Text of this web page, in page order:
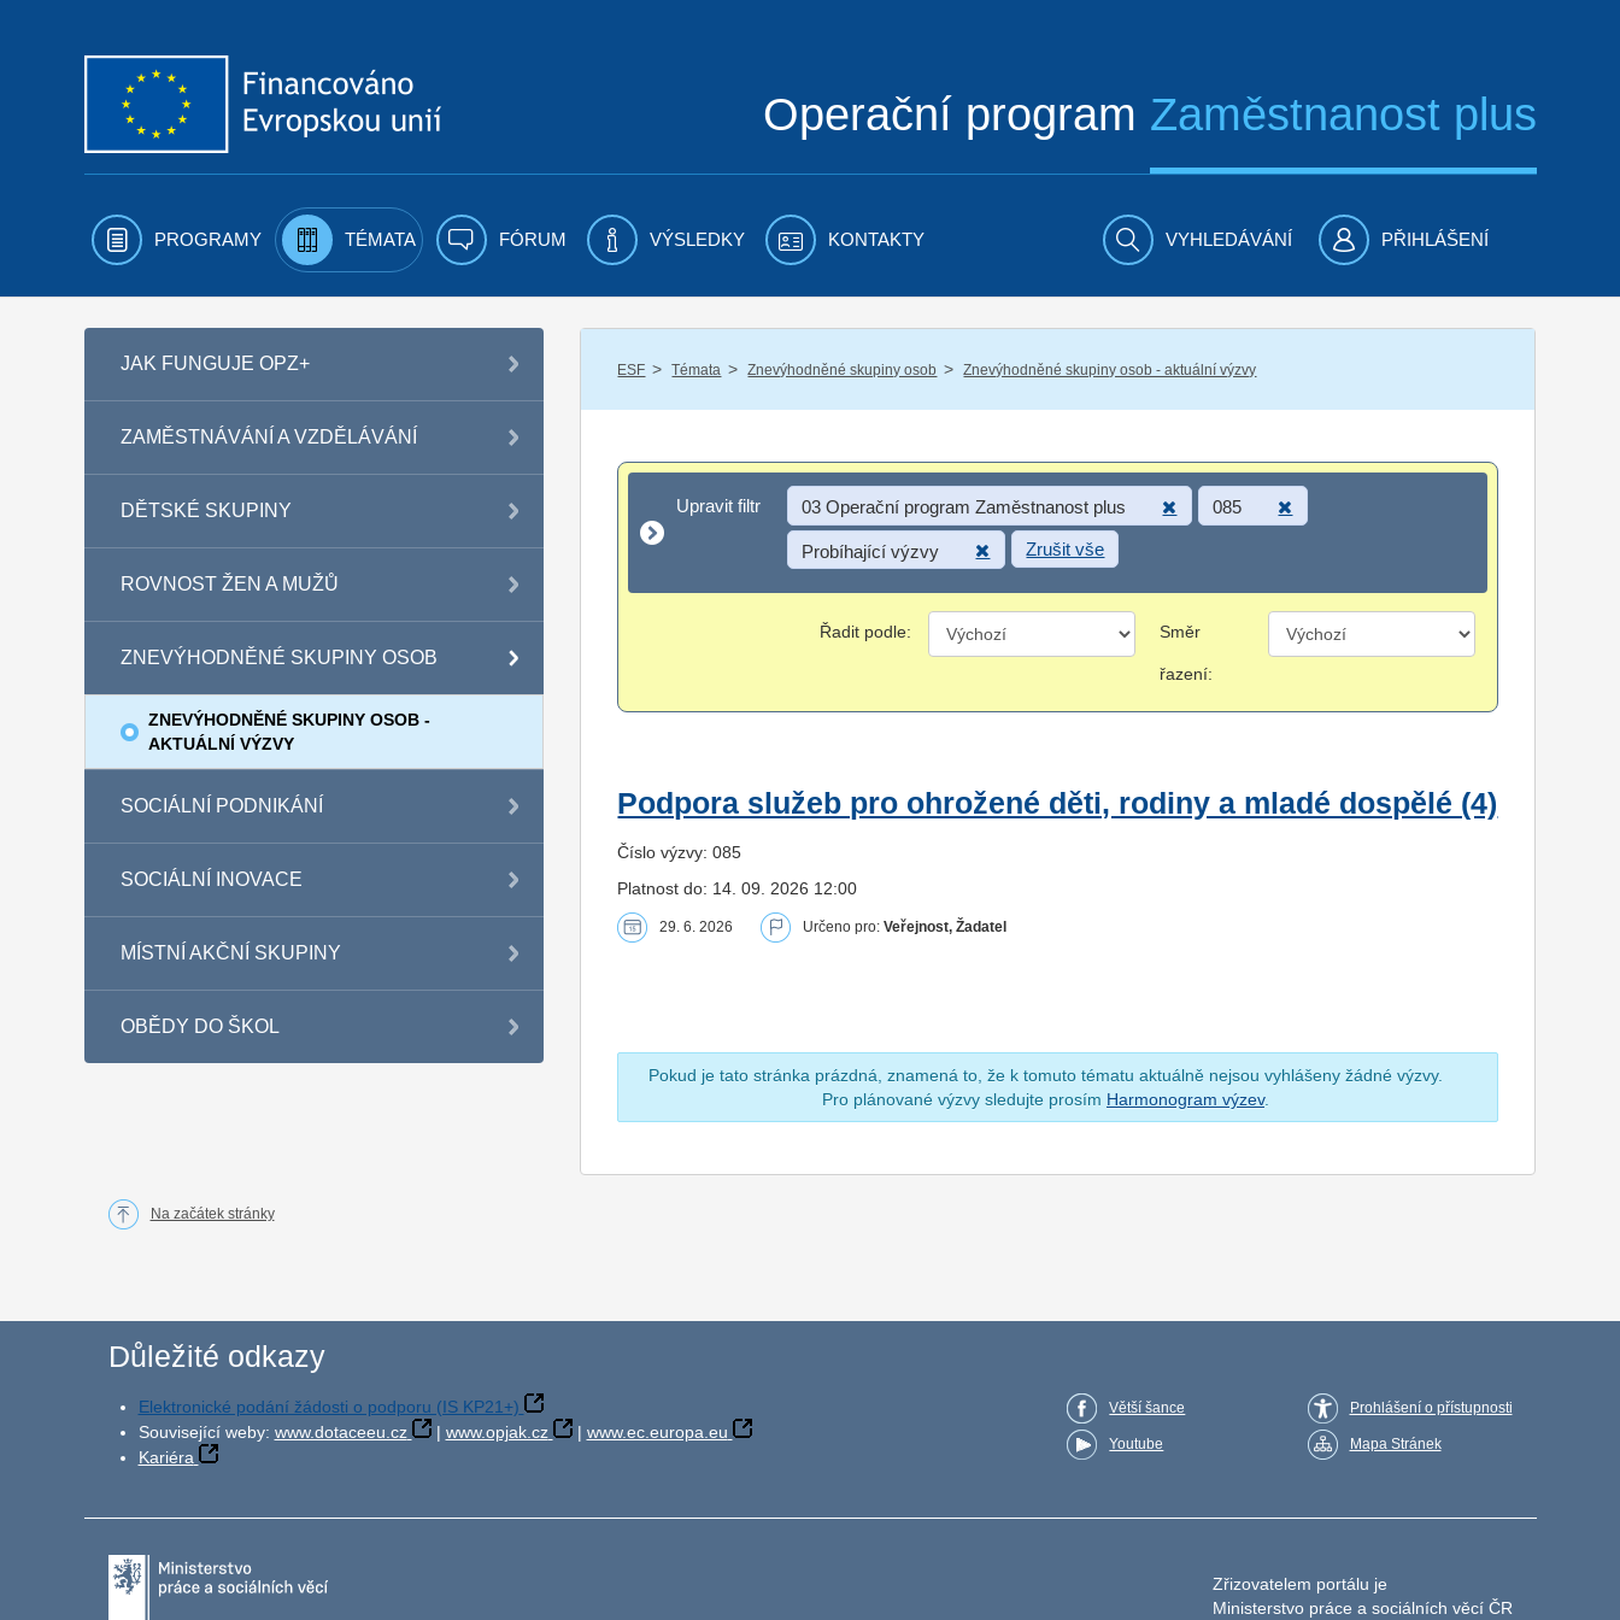
Operační program Zaměstnanost plus
PROGRAMY TÉMATA FÓRUM VÝSLEDKY KONTAKTY VYHLEDÁVÁNÍ PŘIHLÁŠENÍ
JAK FUNGUJE OPZ+
ZAMĚSTNÁVÁNÍ A VZDĚLÁVÁNÍ
DĚTSKÉ SKUPINY
ROVNOST ŽEN A MUŽŮ
ZNEVÝHODNĚNÉ SKUPINY OSOB
ZNEVÝHODNĚNÉ SKUPINY OSOB -
AKTUÁLNÍ VÝZVY
SOCIÁLNÍ PODNIKÁNÍ
SOCIÁLNÍ INOVACE
MÍSTNÍ AKČNÍ SKUPINY
OBĚDY DO ŠKOL
ESF / Témata / Znevýhodněné skupiny osob / Znevýhodněné skupiny osob - aktuální výzvy
Upravit filtr
Upravit filtr 03 Operační program Zaměstnanost plus 085
Probíhající výzvy Zrušit vše
Řadit podle: Směr
řazení:
Podpora služeb pro ohrožené děti, rodiny a mladé dospělé (4)
Číslo výzvy: 085
Platnost do: 14. 09. 2026 12:00
29. 6. 2026 Určeno pro:Veřejnost, Žadatel
Pokud je tato stránka prázdná, znamená to, že k tomuto tématu aktuálně nejsou vyhlášeny žádné výzvy.
Pro plánované výzvy sledujte prosím Harmonogram výzev.
Na začátek stránky
Důležité odkazy
Elektronické podání žádosti o podporu (IS KP21+)
Související weby: www.dotaceeu.cz | www.opjak.cz | www.ec.europa.eu
Kariéra
Větší šance
Youtube
Prohlášení o přístupnosti
Mapa Stránek
Zřizovatelem portálu je
Ministerstvo práce a sociálních věcí ČR